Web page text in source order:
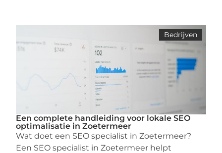
Bedrijven
Een complete handleiding voor lokale SEO
optimalisatie in Zoetermeer
Wat doet een SEO specialist in Zoetermeer?
Een SEO specialist in Zoetermeer helpt